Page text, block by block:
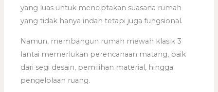
yang luas untuk menciptakan suasana rumah
yang tidak hanya indah tetapi juga fungsional.
Namun, membangun rumah mewah klasik 3
lantai memerlukan perencanaan matang, baik
dari segi desain, pemilihan material, hingga
pengelolaan ruang.